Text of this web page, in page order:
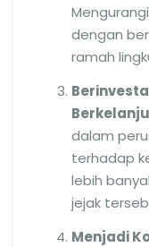
dengan
ramah
dalam
terhadap
lebih
jejak
Menjadi